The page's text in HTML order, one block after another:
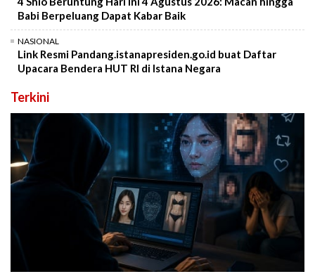
Babi Berpeluang Dapat Kabar Baik
NASIONAL
Link Resmi Pandang.istanapresiden.go.id buat Daftar
Upacara Bendera HUT RI di Istana Negara
Terkini